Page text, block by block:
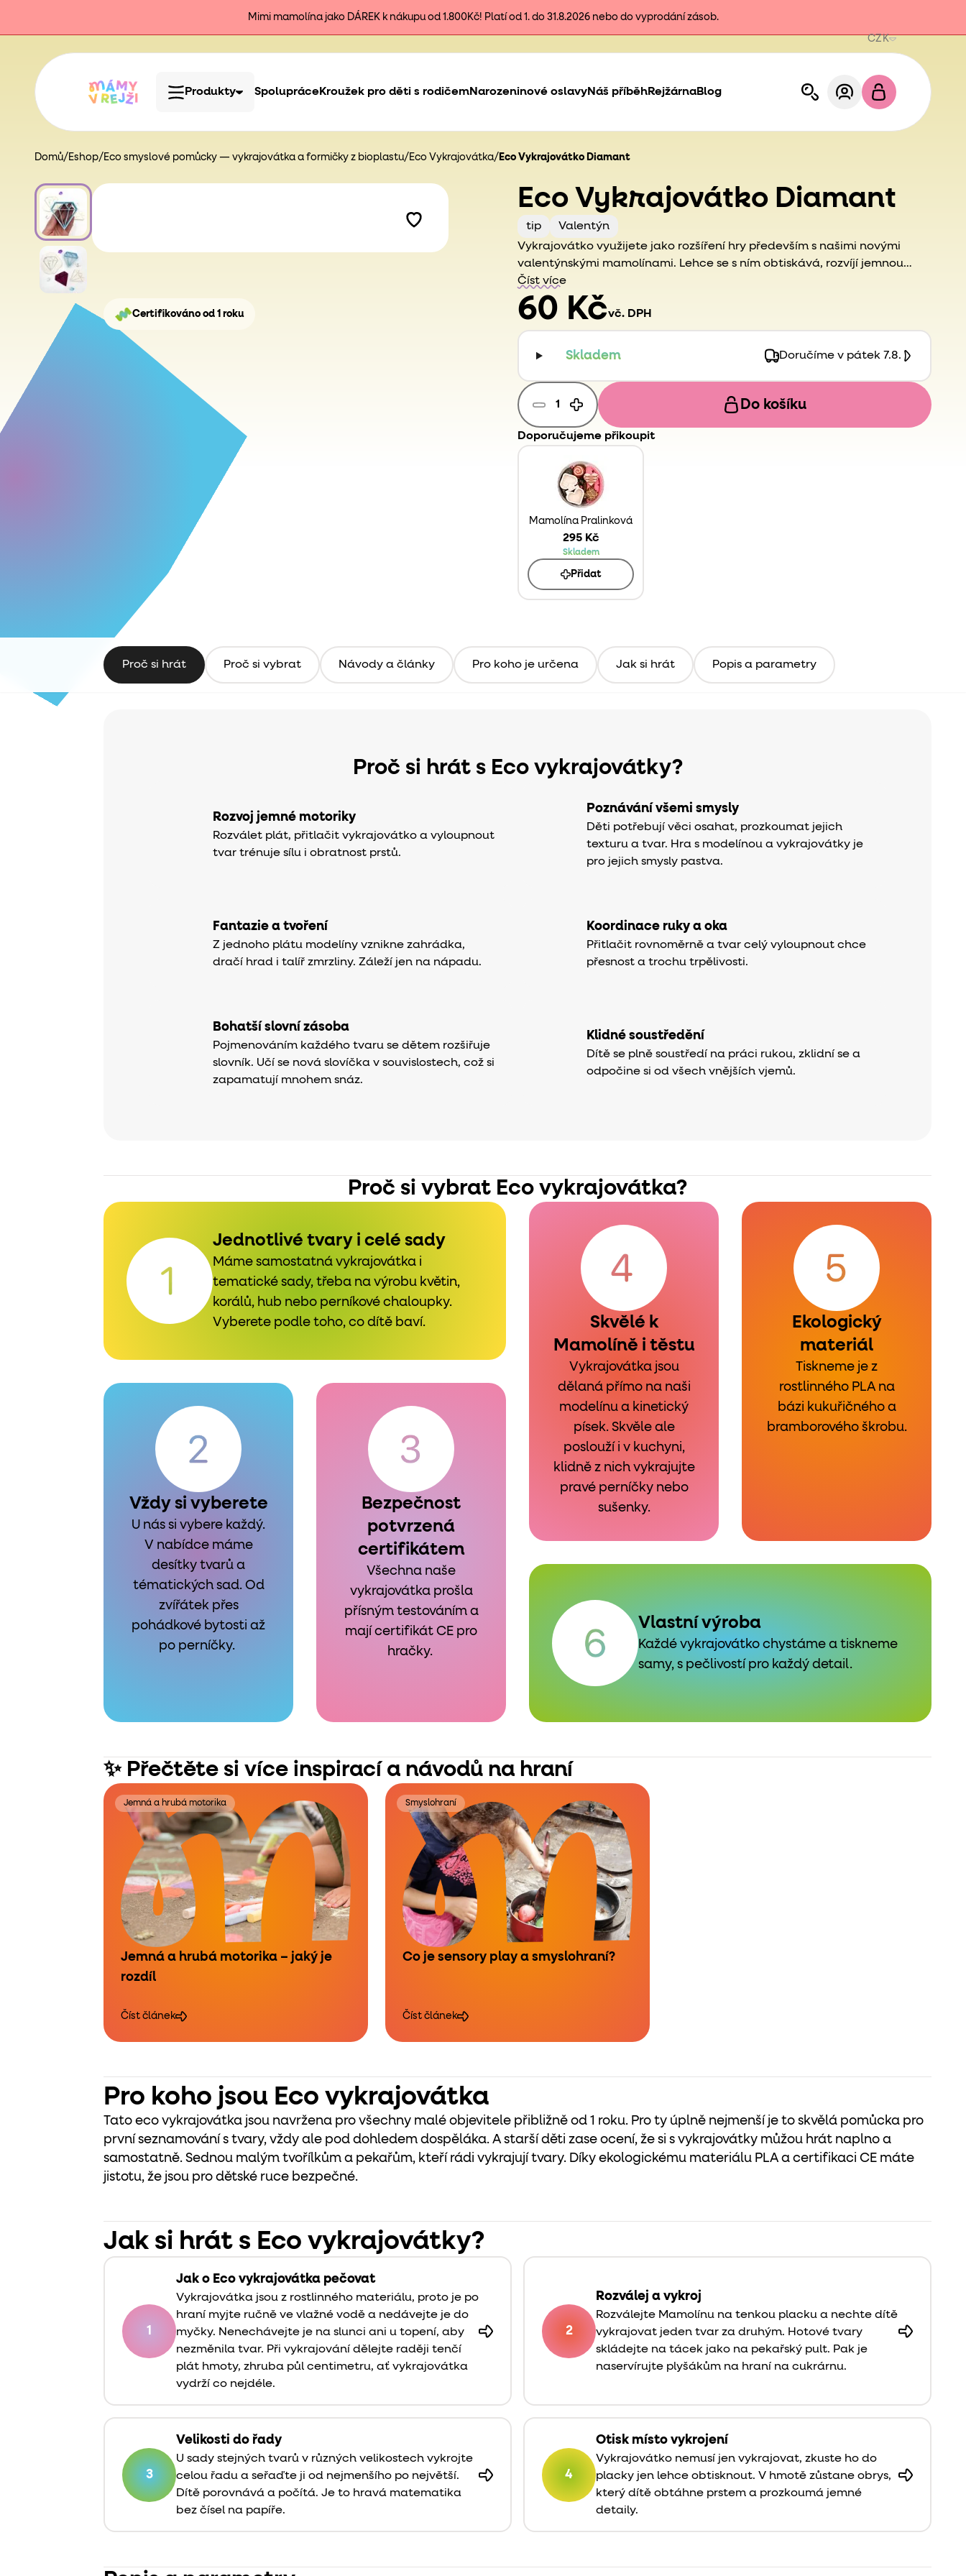
Mimi mamolína jako DÁREK k nákupu od 1.800Kč! Platí od 1. do 31.8.2026 nebo do vyprodání zásob.
CZK
Produkty SpolupráceKroužek pro děti s rodičemNarozeninové oslavyNáš příběhRejžárnaBlog
Domů/ Eshop/ Eco smyslové pomůcky — vykrajovátka a formičky z bioplastu/ Eco Vykrajovátka/ Eco Vykrajovátko Diamant
Certifikováno od 1 roku
Eco Vykrajovátko Diamant
tip
Valentýn
Vykrajovátko využijete jako rozšíření hry především s našimi novými
valentýnskými mamolínami. Lehce se s ním obtiskává, rozvíjí jemnou
motoriku a slovní zásobu.
Číst více
60 Kčvč. DPH
Skladem Doručíme v pátek 7.8.
Do košíku
Doporučujeme přikoupit
Mamolína Pralinková
295 Kč
Skladem
Přidat
Proč si hrát Proč si vybrat Návody a články Pro koho je určena Jak si hrát Popis a parametry
Proč si hrát s Eco vykrajovátky?
Rozvoj jemné motoriky
Rozválet plát, přitlačit vykrajovátko a vyloupnout
tvar trénuje sílu i obratnost prstů.
Poznávání všemi smysly
Děti potřebují věci osahat, prozkoumat jejich
texturu a tvar. Hra s modelínou a vykrajovátky je
pro jejich smysly pastva.
Fantazie a tvoření
Z jednoho plátu modelíny vznikne zahrádka,
dračí hrad i talíř zmrzliny. Záleží jen na nápadu.
Koordinace ruky a oka
Přitlačit rovnoměrně a tvar celý vyloupnout chce
přesnost a trochu trpělivosti.
Bohatší slovní zásoba
Pojmenováním každého tvaru se dětem rozšiřuje
slovník. Učí se nová slovíčka v souvislostech, což si
zapamatují mnohem snáz.
Klidné soustředění
Dítě se plně soustředí na práci rukou, zklidní se a
odpočine si od všech vnějších vjemů.
Proč si vybrat Eco vykrajovátka?
Jednotlivé tvary i celé sady
Máme samostatná vykrajovátka i
tematické sady, třeba na výrobu květin,
korálů, hub nebo perníkové chaloupky.
Vyberete podle toho, co dítě baví.
Vždy si vyberete
U nás si vybere každý.
V nabídce máme
desítky tvarů a
tématických sad. Od
zvířátek přes
pohádkové bytosti až
po perníčky.
Bezpečnost
potvrzená
certifikátem
Všechna naše
vykrajovátka prošla
přísným testováním a
mají certifikát CE pro
hračky.
Skvělé k
Mamolíně i těstu
Vykrajovátka jsou
dělaná přímo na naši
modelínu a kinetický
písek. Skvěle ale
poslouží i v kuchyni,
klidně z nich vykrajujte
pravé perníčky nebo
sušenky.
Ekologický
materiál
Tiskneme je z
rostlinného PLA na
bázi kukuřičného a
bramborového škrobu.
Vlastní výroba
Každé vykrajovátko chystáme a tiskneme
samy, s pečlivostí pro každý detail.
✨ Přečtěte si více inspirací a návodů na hraní
Jemná a hrubá motorika
Jemná a hrubá motorika – jaký je
rozdíl
Číst článek
Smyslohraní
Co je sensory play a smyslohraní?
Číst článek
Pro koho jsou Eco vykrajovátka
Tato eco vykrajovátka jsou navržena pro všechny malé objevitele přibližně od 1 roku. Pro ty úplně nejmenší je to skvělá pomůcka pro
první seznamování s tvary, vždy ale pod dohledem dospěláka. A starší děti zase ocení, že si s vykrajovátky můžou hrát naplno a
samostatně. Sednou malým tvořílkům a pekařům, kteří rádi vykrajují tvary. Díky ekologickému materiálu PLA a certifikaci CE máte
jistotu, že jsou pro dětské ruce bezpečné.
Jak si hrát s Eco vykrajovátky?
1
Jak o Eco vykrajovátka pečovat
Vykrajovátka jsou z rostlinného materiálu, proto je po
hraní myjte ručně ve vlažné vodě a nedávejte je do
myčky. Nenechávejte je na slunci ani u topení, aby
nezměnila tvar. Při vykrajování dělejte raději tenčí
plát hmoty, zhruba půl centimetru, ať vykrajovátka
vydrží co nejdéle.
2
Rozválej a vykroj
Rozválejte Mamolínu na tenkou placku a nechte dítě
vykrajovat jeden tvar za druhým. Hotové tvary
skládejte na tácek jako na pekařský pult. Pak je
naservírujte plyšákům na hraní na cukrárnu.
3
Velikosti do řady
U sady stejných tvarů v různých velikostech vykrojte
celou řadu a seřaďte ji od nejmenšího po největší.
Dítě porovnává a počítá. Je to hravá matematika
bez čísel na papíře.
4
Otisk místo vykrojení
Vykrajovátko nemusí jen vykrajovat, zkuste ho do
placky jen lehce obtisknout. V hmotě zůstane obrys,
který dítě obtáhne prstem a prozkoumá jemné
detaily.